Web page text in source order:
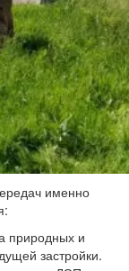
именно
природных и
застройки.